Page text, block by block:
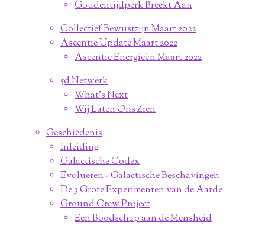
Goudentijdperk Breekt Aan
Collectief Bewustzijn Maart 2022
Ascentie Update Maart 2022
Ascentie Energieën Maart 2022
5d Netwerk
What's Next
Wij Laten Ons Zien
Geschiedenis
Inleiding
Galactische Codex
Evolueren - Galactische Beschavingen
De 3 Grote Experimenten van de Aarde
Ground Crew Project
Een Boodschap aan de Mensheid